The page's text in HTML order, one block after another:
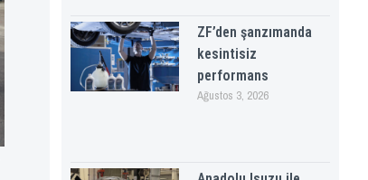
ZF’den şanzımanda
kesintisiz
performans
Ağustos 3, 2026